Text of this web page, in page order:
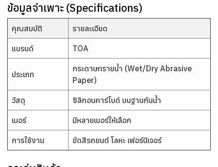
ข้อมูลจำเพาะ (Specifications)
คุณสมบัติ รายละเอียด
แบรนด์ TOA
ประเภท
กระดาษทรายน้ำ (Wet/Dry Abrasive
Paper)
วัสดุ ซิลิกอนคาร์ไบด์ บนฐานกันน้ำ
เบอร์ มีหลายเบอร์ให้เลือก
การใช้งาน ขัดสีรถยนต์ โลหะ เฟอร์นิเจอร์